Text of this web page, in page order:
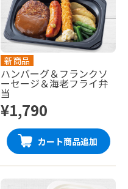
新商品
ハンバーグ＆フランクソ
ーセージ＆海老フライ弁
当
¥1,790
カート商品追加